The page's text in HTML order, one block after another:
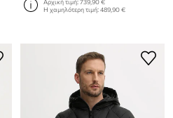
Αρχική τιμή:739,90 €
Η χαμηλότερη τιμή:489,90 €